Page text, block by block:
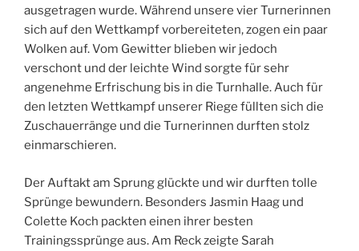
ausgetragen wurde. Während unsere vier Turnerinnen
sich auf den Wettkampf vorbereiteten, zogen ein paar
Wolken auf. Vom Gewitter blieben wir jedoch
verschont und der leichte Wind sorgte für sehr
angenehme Erfrischung bis in die Turnhalle. Auch für
den letzten Wettkampf unserer Riege füllten sich die
Zuschauerränge und die Turnerinnen durften stolz
einmarschieren.
Der Auftakt am Sprung glückte und wir durften tolle
Sprünge bewundern. Besonders Jasmin Haag und
Colette Koch packten einen ihrer besten
Trainingssprünge aus. Am Reck zeigte Sarah